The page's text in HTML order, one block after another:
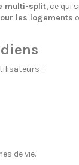
multi-split, ce qui
les logements
:
de vie.